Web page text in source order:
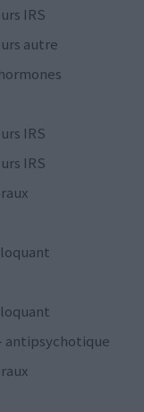
IRS
autre
IRS
IRS
antipsychotique